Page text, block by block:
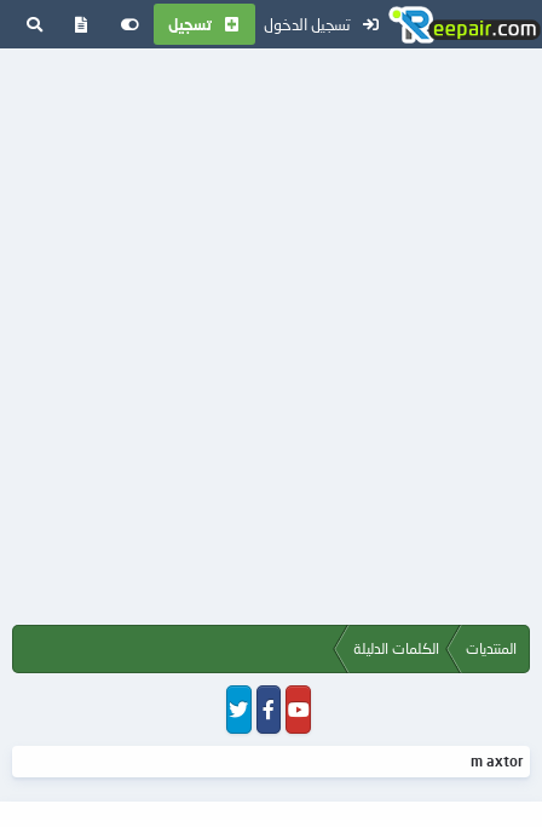
تسجيل الدخول تسجيل
المنتديات الكلمات الدليلة
m axtor